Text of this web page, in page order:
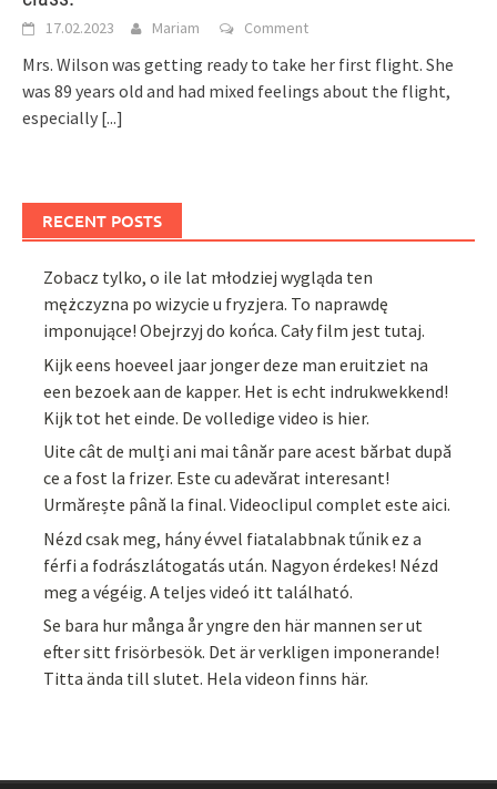
17.02.2023 Mariam Comment
Mrs. Wilson was getting ready to take her first flight. She
was 89 years old and had mixed feelings about the flight,
especially [...]
RECENT POSTS
Zobacz tylko, o ile lat młodziej wygląda ten
mężczyzna po wizycie u fryzjera. To naprawdę
imponujące! Obejrzyj do końca. Cały film jest tutaj.
Kijk eens hoeveel jaar jonger deze man eruitziet na
een bezoek aan de kapper. Het is echt indrukwekkend!
Kijk tot het einde. De volledige video is hier.
Uite cât de mulți ani mai tânăr pare acest bărbat după
ce a fost la frizer. Este cu adevărat interesant!
Urmărește până la final. Videoclipul complet este aici.
Nézd csak meg, hány évvel fiatalabbnak tűnik ez a
férfi a fodrászlátogatás után. Nagyon érdekes! Nézd
meg a végéig. A teljes videó itt található.
Se bara hur många år yngre den här mannen ser ut
efter sitt frisörbesök. Det är verkligen imponerande!
Titta ända till slutet. Hela videon finns här.